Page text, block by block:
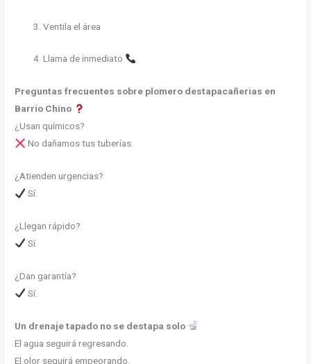
Ventila el área
Llama de inmediato
Preguntas frecuentes sobre plomero destapacañerias en
Barrio Chino
¿Usan químicos?
No dañamos tus tuberías.
¿Atienden urgencias?
Sí.
¿Llegan rápido?
Sí.
¿Dan garantía?
Sí.
Un drenaje tapado no se destapa solo
El agua seguirá regresando.
El olor seguirá empeorando.